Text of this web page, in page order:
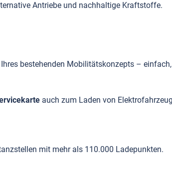
Antriebe und nachhaltige Kraftstoffe.
bestehenden Mobilitätskonzepts –
auch zum Laden von
mit mehr als 110.000 Ladepunkten.